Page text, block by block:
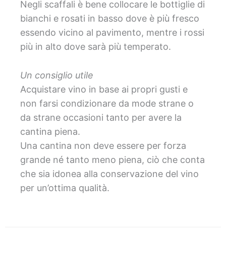
Negli scaffali è bene collocare le bottiglie di
bianchi e rosati in basso dove è più fresco
essendo vicino al pavimento, mentre i rossi
più in alto dove sarà più temperato.
Un consiglio utile
Acquistare vino in base ai propri gusti e
non farsi condizionare da mode strane o
da strane occasioni tanto per avere la
cantina piena.
Una cantina non deve essere per forza
grande né tanto meno piena, ciò che conta
che sia idonea alla conservazione del vino
per un’ottima qualità.